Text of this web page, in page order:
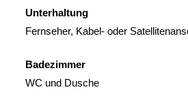
Unterhaltung
Fernseher, Kabel- oder
Badezimmer
WC und Dusche